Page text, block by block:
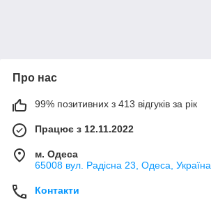
Про нас
99% позитивних з 413 відгуків за рік
Працює з 12.11.2022
м. Одеса
65008 вул. Радісна 23, Одеса, Україна
Контакти